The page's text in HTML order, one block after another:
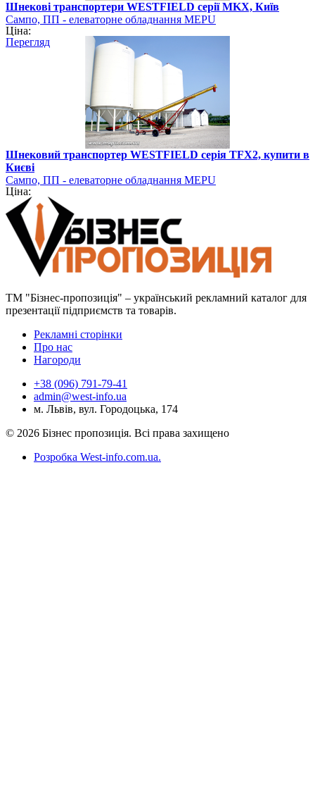
Шнекові транспортери WESTFIELD серії MKX, Київ
Сампо, ПП - елеваторне обладнання MEPU
Ціна:
Перегляд
Шнековий транспортер WESTFIELD серія TFX2, купити в
Києві
Сампо, ПП - елеваторне обладнання MEPU
Ціна:
ТМ "Бізнес-пропозиція" – український рекламний каталог для
презентації підприємств та товарів.
Рекламні сторінки
Про нас
Нагороди
+38 (096) 791-79-41
admin@west-info.ua
м. Львів, вул. Городоцька, 174
© 2026 Бізнес пропозиція. Всі права захищено
Розробка West-info.com.ua.